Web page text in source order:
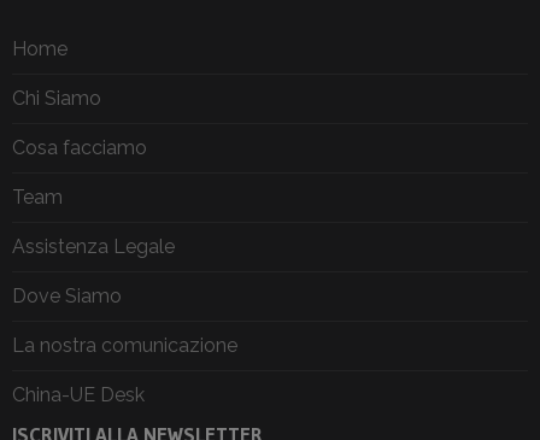
Home
Chi Siamo
Cosa facciamo
Team
Assistenza Legale
Dove Siamo
La nostra comunicazione
China-UE Desk
ISCRIVITI ALLA NEWSLETTER